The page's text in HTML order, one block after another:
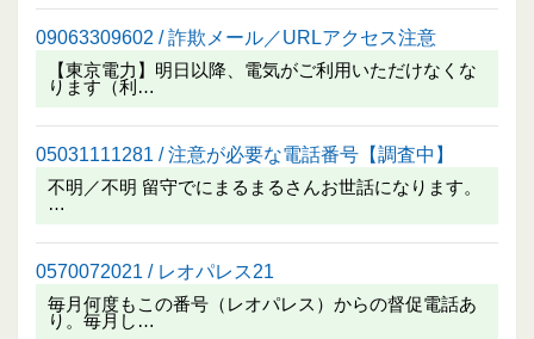
09063309602 / 詐欺メール／URLアクセス注意
【東京電力】明日以降、電気がご利用いただけなくな
ります（利…
05031111281 / 注意が必要な電話番号【調査中】
不明／不明 留守でにまるまるさんお世話になります。
…
0570072021 / レオパレス21
毎月何度もこの番号（レオパレス）からの督促電話あ
り。毎月し…